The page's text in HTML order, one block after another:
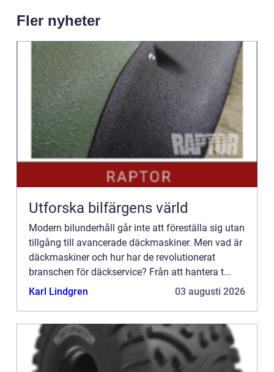
Fler nyheter
Utforska bilfärgens värld
Modern bilunderhåll går inte att föreställa sig utan
tillgång till avancerade däckmaskiner. Men vad är
däckmaskiner och hur har de revolutionerat
branschen för däckservice? Från att hantera t...
Karl Lindgren
03 augusti 2026